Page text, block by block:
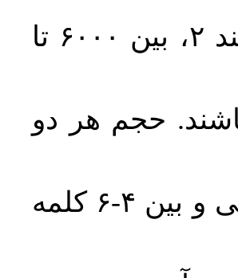
حجم کل مقاله با احتساب تمام بخش‌های مذکور در بند ۲، بین ۶۰۰۰ تا
حجم هر دو
واژگان کلیدی بلافاصله پس از چکیده فارسی و انگلیسی و بین ۴-۶ کلمه